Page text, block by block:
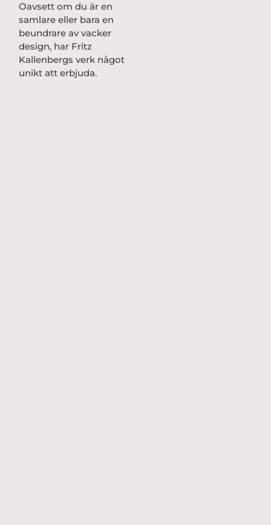
Oavsett om du är en
samlare eller bara en
beundrare av vacker
design, har Fritz
Kallenbergs verk något
unikt att erbjuda.